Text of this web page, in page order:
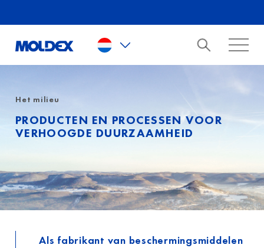
Het milieu
PRODUCTEN EN PROCESSEN VOOR
VERHOOGDE DUURZAAMHEID
Als fabrikant van beschermingsmiddelen